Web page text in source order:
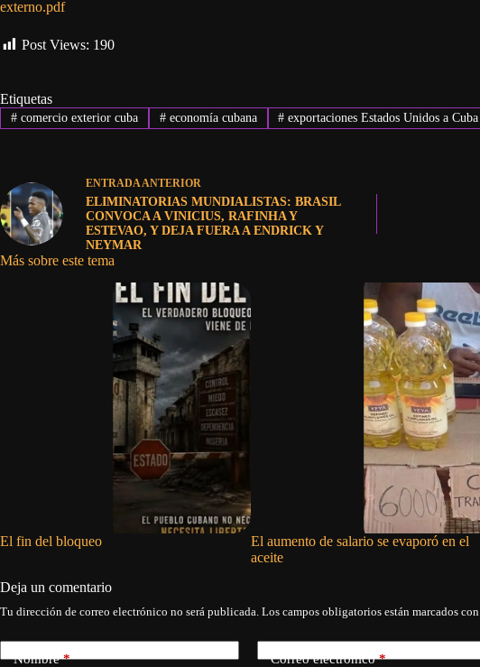
externo.pdf
Post Views: 190
Etiquetas
#comercio exterior cuba #economía cubana # exportaciones Estados Unidos a Cuba
ENTRADAANTERIOR
ELIMINATORIAS MUNDIALISTAS: BRASIL
CONVOCA A VINICIUS, RAFINHA Y
ESTEVAO, Y DEJA FUERA A ENDRICK Y
NEYMAR
Más sobre este tema
El fin del bloqueo
El aumento de salario se evaporó en el
aceite
Deja un comentario
Tu dirección de correo electrónico no será publicada. Los campos obligatorios están marcados con
Nombre* Correo electrónico*